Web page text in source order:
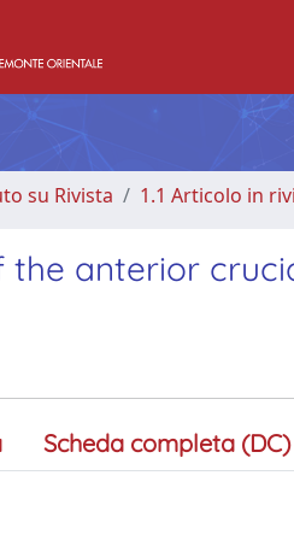
su Rivista 1.1 Articolo in
anterior
Scheda completa (DC)